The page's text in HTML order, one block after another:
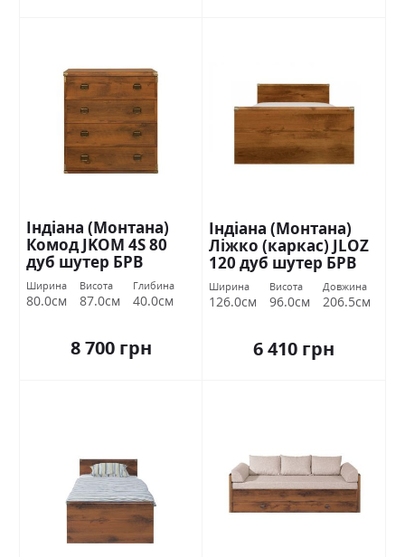
Індіана (Монтана)
Комод JKOM 4S 80
дуб шутер БРВ
Україна
Ширина
80.0см
Висота
87.0см
Глибина
40.0см
8 700 грн
Індіана (Монтана)
Ліжко (каркас) JLOZ
120 дуб шутер БРВ
Україна
Ширина
126.0см
Висота
96.0см
Довжина
206.5см
6 410 грн